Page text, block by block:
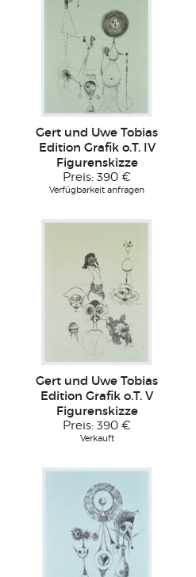
Gert und Uwe Tobias
Edition Grafik o.T. IV
Figurenskizze
Preis: 390 €
Verfügbarkeit anfragen
Gert und Uwe Tobias
Edition Grafik o.T. V
Figurenskizze
Preis: 390 €
Verkauft